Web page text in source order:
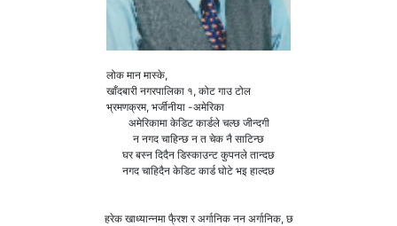
लोक मान मास्के,
खाँदबारी नगरपालिका १, कोट गाउ टोल
भ्रमणक्रम, भर्जीनीया -अमेरिका
अमेरिकामा केडिट कार्डले चल्छ जीन्दगी
न नगद चाहिन्छ न त चेक नै साटिन्छ
घर बस्न दिदैन डिस्काउन्ट कुपनले तान्दछ
नगद चाहिदैन केडिट कार्ड घोटे भइ हाल्दछ
हरेक खाध्यान्नमा फै्रश र अर्गानिक नन अर्गानिक, छ